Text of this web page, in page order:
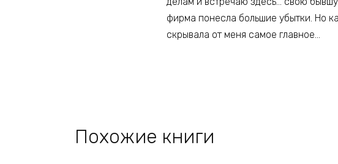
фирма понесла большие убытки. Но
скрывала от меня самое главное…
Похожие книги